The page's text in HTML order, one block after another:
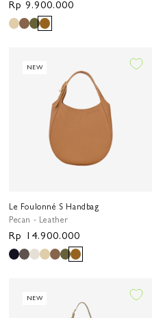
Harga
reguler
Rp 9.900.000
NEW
Le Foulonné S Handbag
Pecan - Leather
Harga
reguler
Rp 14.900.000
NEW